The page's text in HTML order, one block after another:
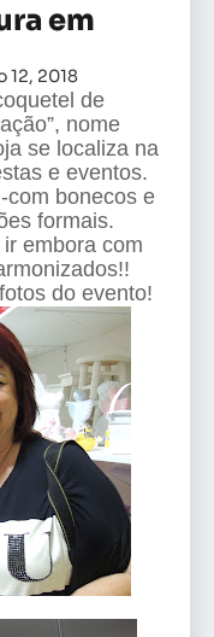
em
12, 2018
de
nome
se localiza na
e eventos.
com bonecos e
formais.
embora com
do evento!